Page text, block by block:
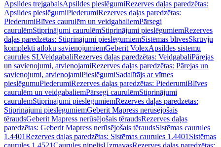
Apsildes trejgabalsApsildes pieslēgumiRezerves daļas paredzētas:
Apsildes pieslēgumiPiederumiRezerves daļas paredzētas:
PiederumiBlīves caurulēm un veidgabaliemPārsegi
caurulēmStiprinājumi caurulēmStiprinājumi pieslēgumiemRezerves
daļas paredzētas: Stiprinājumi pieslēgumiemSistēmas blīvesSkrūvju
komplekti atloku savienojumiemGeberit VolexApsildes sistēmu
caurules SLVeidgabaliRezerves daļas paredzētas: VeidgabaliPārejas
un savienojumi, atvienojamiRezerves daļas paredzētas: Pārejas un
savienojumi, atvienojamiPieslēgumiSadalītājs ar vītnes
pieslēgumuPiederumiRezerves daļas paredzētas: PiederumiBlīves
caurulēm un veidgabaliemPārsegi caurulēmStiprinājumi
caurulēmStiprinājumi pieslēgumiemRezerves daļas paredzētas:
Stiprinājumi pieslēgumiemGeberit Mapress nerūsējošais
tēraudsGeberit Mapress nerūsējošais tēraudsRezerves daļas
paredzētas: Geberit Mapress nerūsējošais tēraudsSistēmas caurules
1.4401Rezerves daļas paredzētas: Sistēmas caurules 1.4401 Sistēmas
caurules 1.4521Caurules nipelisUzmavasRezerves daļas paredzētas: